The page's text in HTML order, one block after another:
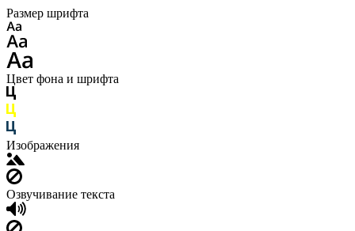
Размер шрифта
Цвет фона и шрифта
Изображения
Озвучивание текста